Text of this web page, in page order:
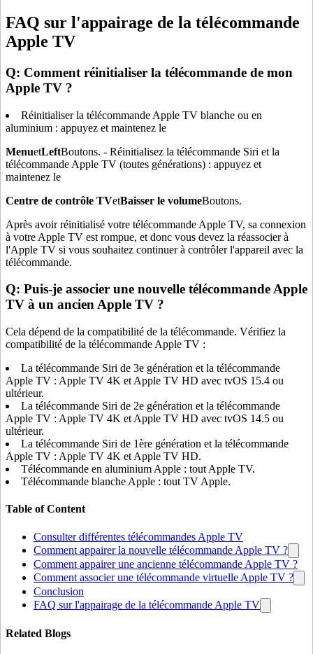
FAQ sur l'appairage de la télécommande
Apple TV
Q: Comment réinitialiser la télécommande de mon
Apple TV ?
Réinitialiser la télécommande Apple TV blanche ou en
aluminium : appuyez et maintenez le
MenuetLeftBoutons. - Réinitialisez la télécommande Siri et la
télécommande Apple TV (toutes générations) : appuyez et
maintenez le
Centre de contrôle TVetBaisser le volumeBoutons.
Après avoir réinitialisé votre télécommande Apple TV, sa connexion
à votre Apple TV est rompue, et donc vous devez la réassocier à
l'Apple TV si vous souhaitez continuer à contrôler l'appareil avec la
télécommande.
Q: Puis-je associer une nouvelle télécommande Apple
TV à un ancien Apple TV ?
Cela dépend de la compatibilité de la télécommande. Vérifiez la
compatibilité de la télécommande Apple TV :
La télécommande Siri de 3e génération et la télécommande
Apple TV : Apple TV 4K et Apple TV HD avec tvOS 15.4 ou
ultérieur.
La télécommande Siri de 2e génération et la télécommande
Apple TV : Apple TV 4K et Apple TV HD avec tvOS 14.5 ou
ultérieur.
La télécommande Siri de 1ère génération et la télécommande
Apple TV : Apple TV 4K et Apple TV HD.
Télécommande en aluminium Apple : tout Apple TV.
Télécommande blanche Apple : tout TV Apple.
Table of Content
Consulter différentes télécommandes Apple TV
Comment appairer la nouvelle télécommande Apple TV ?
Comment appairer une ancienne télécommande Apple TV ?
Comment associer une télécommande virtuelle Apple TV ?
Conclusion
FAQ sur l'appairage de la télécommande Apple TV
Related Blogs